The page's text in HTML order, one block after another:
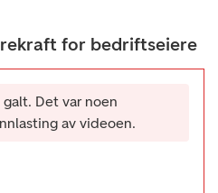
for bedriftseiere
Det var noen
av videoen.